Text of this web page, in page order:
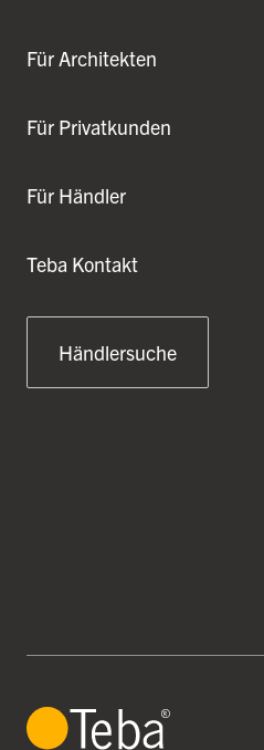
Für Architekten
Für Privatkunden
Für Händler
Teba Kontakt
Händlersuche